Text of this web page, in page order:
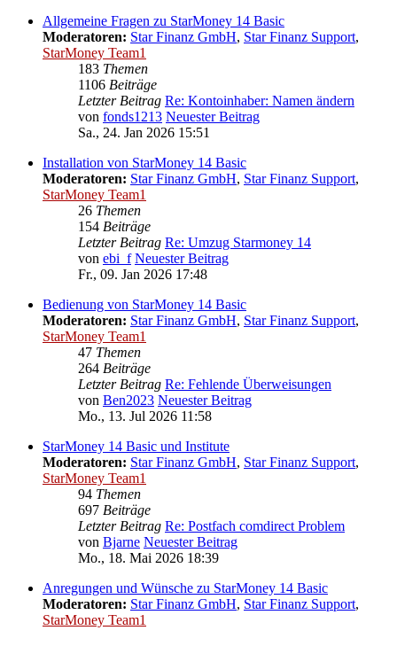
Allgemeine Fragen zu StarMoney 14 Basic
Moderatoren: Star Finanz GmbH, Star Finanz Support,
StarMoney Team1
183 Themen
1106 Beiträge
Letzter Beitrag Re: Kontoinhaber: Namen ändern
von fonds1213 Neuester Beitrag
Sa., 24. Jan 2026 15:51
Installation von StarMoney 14 Basic
Moderatoren: Star Finanz GmbH, Star Finanz Support,
StarMoney Team1
26 Themen
154 Beiträge
Letzter Beitrag Re: Umzug Starmoney 14
von ebi_f Neuester Beitrag
Fr., 09. Jan 2026 17:48
Bedienung von StarMoney 14 Basic
Moderatoren: Star Finanz GmbH, Star Finanz Support,
StarMoney Team1
47 Themen
264 Beiträge
Letzter Beitrag Re: Fehlende Überweisungen
von Ben2023 Neuester Beitrag
Mo., 13. Jul 2026 11:58
StarMoney 14 Basic und Institute
Moderatoren: Star Finanz GmbH, Star Finanz Support,
StarMoney Team1
94 Themen
697 Beiträge
Letzter Beitrag Re: Postfach comdirect Problem
von Bjarne Neuester Beitrag
Mo., 18. Mai 2026 18:39
Anregungen und Wünsche zu StarMoney 14 Basic
Moderatoren: Star Finanz GmbH, Star Finanz Support,
StarMoney Team1